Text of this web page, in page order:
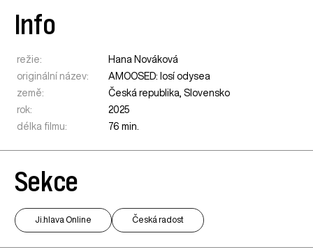
Info
režie:
Hana Nováková
originální název:
AMOOSED: losí odysea
země:
Česká republika,Slovensko
rok:
2025
délka filmu:
76 min.
Sekce
Ji.hlava Online Česká radost